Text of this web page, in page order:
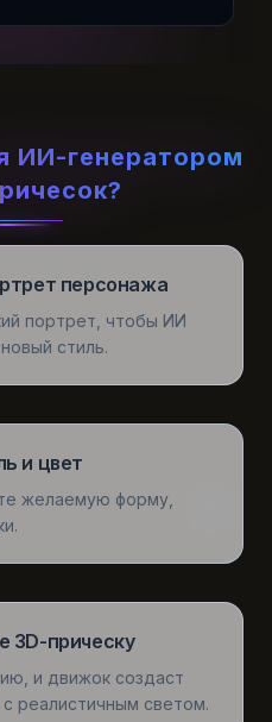
ИИ-генератором
персонажа
портрет, чтобы ИИ
стиль.
и цвет
желаемую форму,
3D-прическу
и движок создаст
с реалистичным светом.